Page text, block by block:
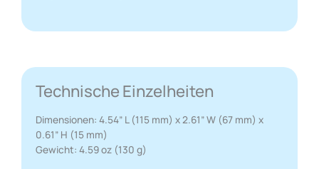
Technische Einzelheiten
Dimensionen: 4.54” L (115 mm) x 2.61” W (67 mm) x
0.61” H (15 mm)
Gewicht: 4.59 oz (130 g)